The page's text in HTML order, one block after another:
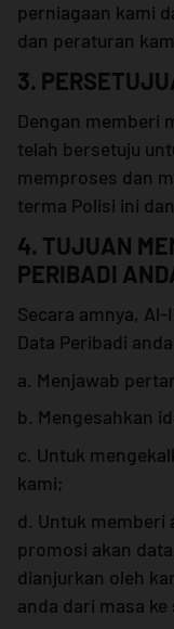
perniagaan kami
dan peraturan
3.
Dengan memberi
telah bersetuju
memproses dan
terma Polisi ini
4. TUJUAN
PERIBADI
Secara amnya,
Data Peribadi
a. Menjawab
b. Mengesahkan
c. Untuk
kami;
d. Untuk memberi
promosi akan
dianjurkan oleh
anda dari masa ke